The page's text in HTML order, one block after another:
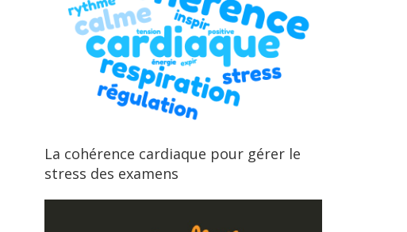
La cohérence cardiaque pour gérer le
stress des examens